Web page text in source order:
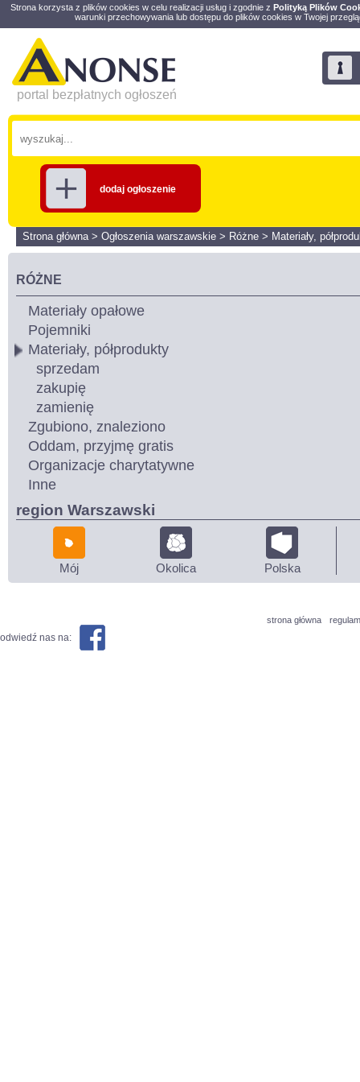
Strona korzysta z plików cookies w celu realizacji usług i zgodnie z Polityką Plików
warunki przechowywania lub dostępu do plików cookies w Twojej
portal bezpłatnych ogłoszeń
dodaj ogłoszenie
Strona główna> Ogłoszenia warszawskie > Różne > Materiały,
RÓŻNE
Materiały opałowe
Pojemniki
Materiały, półprodukty
sprzedam
zakupię
zamienię
Zgubiono, znaleziono
Oddam, przyjmę gratis
Organizacje charytatywne
Inne
region Warszawski
Mój Okolica Polska
strona główna
odwiedź nas na: